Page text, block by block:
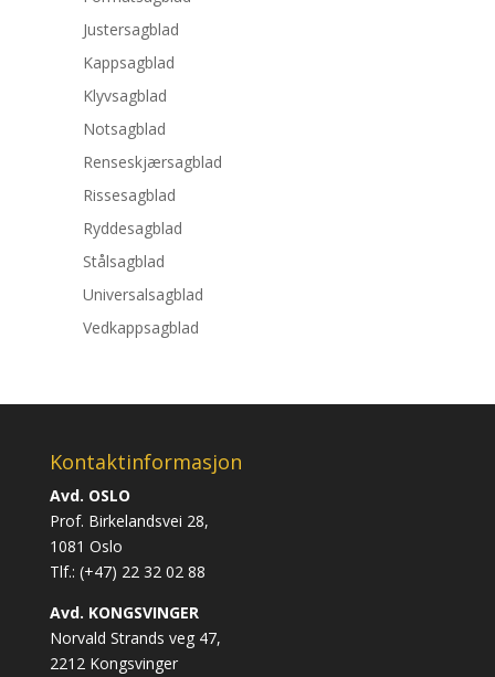
Justersagblad
Kappsagblad
Klyvsagblad
Notsagblad
Renseskjærsagblad
Rissesagblad
Ryddesagblad
Stålsagblad
Universalsagblad
Vedkappsagblad
Kontaktinformasjon
Avd. OSLO
Prof. Birkelandsvei 28,
1081 Oslo
Tlf.: (+47) 22 32 02 88
Avd. KONGSVINGER
Norvald Strands veg 47,
2212 Kongsvinger